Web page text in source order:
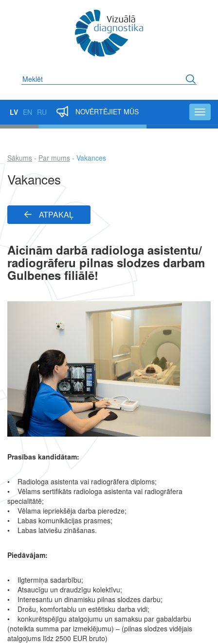
Meklēt
LV EN RU NOVĒRTĒJIET MŪS
Atpakaļceļš
Sākums Par mums Vakances
Vakances
ATPAKAĻ
Aicinām darbā radiologa asistentu/
radiogrāferu pilnas slodzes darbam
Gulbenes filiālē!
Prasības kandidātam:
• Radiologa asistenta vai radiogrāfera diploms;
• Vēlams sertifikāts radiologa asistenta vai radiogrāfera
specialitātē;
• Vēlama iepriekšēja darba pieredze;
• Labas komunikācijas prasmes;
• Labas latviešu zināšanas.
Piedāvājam:
• Ilgtermiņa sadarbību;
• Atsaucīgu un draudzīgu kolektīvu;
• Interesantu un dinamisku pilnas slodzes darbu;
• Drošu, komfortablu un estētisku darba vidi;
• konkurētspējīgu atalgojumu un samaksu par gabaldarbu
(noteikta summa par izmeklējumu) – (pilnas slodzes vidējais
atalgojums līdz 2500 EUR bruto)